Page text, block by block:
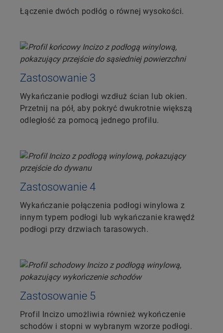
Łączenie dwóch podłóg o równej wysokości.
Zastosowanie 3
Wykańczanie podłogi wzdłuż ścian lub okien.
Przetnij na pół, aby pokryć dwukrotnie większą
odległość za pomocą jednego profilu.
Zastosowanie 4
Wykańczanie połączenia podłogi winylowa z
innym typem podłogi lub wykańczanie krawędź
podłogi przy drzwiach tarasowych.
Zastosowanie 5
Profil Incizo umożliwia również wykończenie
schodów i stopni w wybranym wzorze podłogi.